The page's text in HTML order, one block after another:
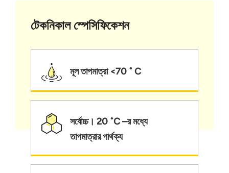
টেকনিকাল স্পেসিফিকেশন
মূল তাপমাত্রা <70 ˚ C
সর্বোচ্চ। 20 ˚C –র মধ্যে
তাপমাত্রার পার্থক্য